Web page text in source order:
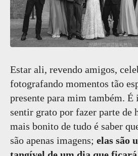
Estar ali, revendo amigos,
fotografando momentos tão
presente para mim também. É
sentir grato por fazer parte de
mais bonito de tudo é saber
são apenas imagens; elas são